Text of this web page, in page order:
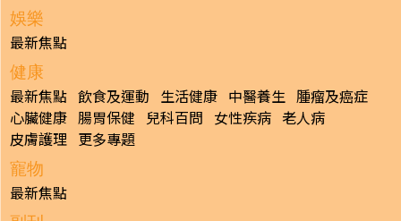
娛樂
最新焦點
健康
最新焦點 飲食及運動 生活健康 中醫養生 腫瘤及癌症
心臟健康 腸胃保健 兒科百問 女性疾病 老人病
皮膚護理 更多專題
寵物
最新焦點